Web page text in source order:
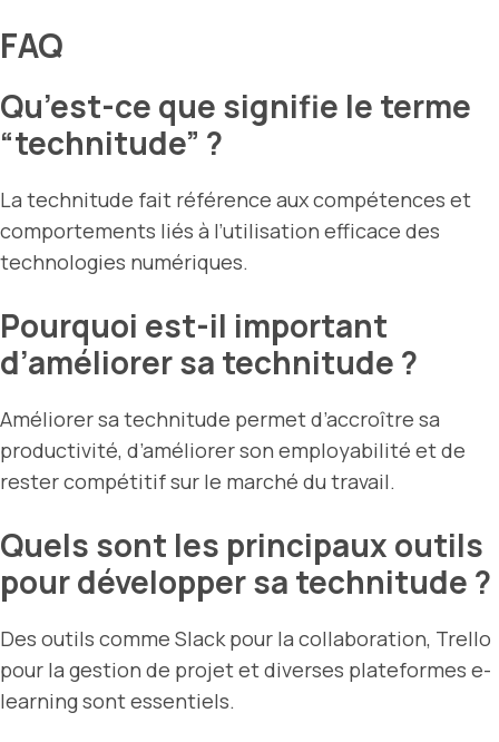
FAQ
Qu’est-ce que signifie le terme
“technitude” ?
La technitude fait référence aux compétences et
comportements liés à l’utilisation efficace des
technologies numériques.
Pourquoi est-il important
d’améliorer sa technitude ?
Améliorer sa technitude permet d’accroître sa
productivité, d’améliorer son employabilité et de
rester compétitif sur le marché du travail.
Quels sont les principaux outils
pour développer sa technitude ?
Des outils comme Slack pour la collaboration, Trello
pour la gestion de projet et diverses plateformes e-
learning sont essentiels.